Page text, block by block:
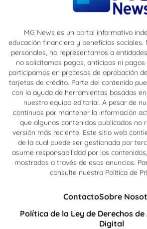
MG News es un portal informativo
educación financiera y beneficios sociales.
personales, no representamos a
no solicitamos pagos, anticipos ni
participamos en procesos de aprobación
tarjetas de crédito. Parte del contenido
con la ayuda de herramientas basadas
nuestro equipo editorial. A pesar de
continuos por mantener la información
que algunos contenidos publicados no
versión más reciente. Este sitio web
de la cual puede ser gestionada por
asume responsabilidad por los
mostrados a través de esos anuncios.
consulte nuestra Política de
ContactoSobre
Política de la Ley de Derechos
Digital